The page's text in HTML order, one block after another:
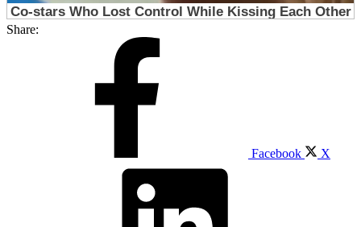
Share:
Facebook X